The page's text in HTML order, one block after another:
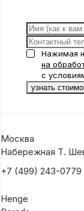
Нажимая
на
с
Москва
Набережная Т.
+7 (499) 243-0779
Henge